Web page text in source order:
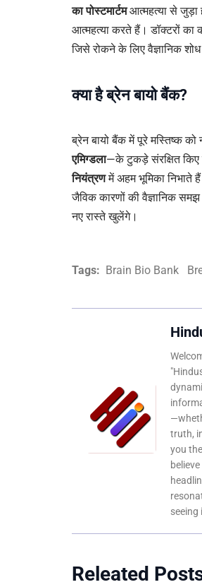
का पोस्टमार्टमआत्महत्या से
आत्महत्या करते हैं। डॉक्टरों का
जिसे रोकने के लिए वैज्ञानिक
क्या है ब्रेन बायो बैंक?
ब्रेन बायो बैंक में पूरे मस्तिष्क
एमिग्डला—के टुकड़े संरक्षित किए
नियंत्रणमें अहम भूमिका निभाते
जैविक कारणों की वैज्ञानिक
नए रास्ते खुलेंगे।
Tags: Brain Bio Bank
truth,
you
seeing
Releated